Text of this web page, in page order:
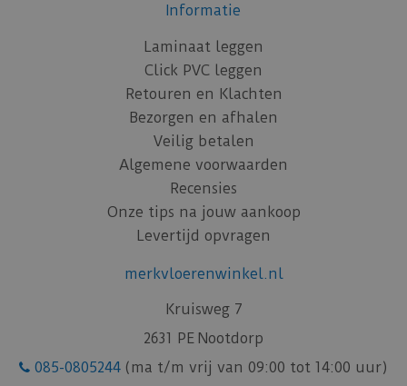
Informatie
Laminaat leggen
Click PVC leggen
Retouren en Klachten
Bezorgen en afhalen
Veilig betalen
Algemene voorwaarden
Recensies
Onze tips na jouw aankoop
Levertijd opvragen
merkvloerenwinkel.nl
Kruisweg 7
2631 PE Nootdorp
085-0805244 (ma t/m vrij van 09:00 tot 14:00 uur)